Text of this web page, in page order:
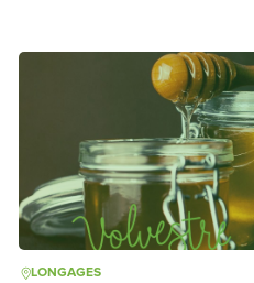
LONGAGES